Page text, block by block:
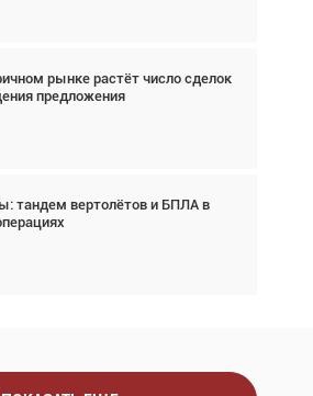
рынке растёт число сделок
предложения
тандем вертолётов и БПЛА в
мира наблюдался подъём,
снизился
– это актив. Подходите к
образом